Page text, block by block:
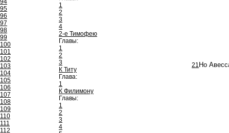
94
95
96
97
98
99
100
101
102
103
104
105
106
107
108
109
110
111
112
1
2
3
4
2-е Тимофею
Главы:
1
2
3
К Титу
Глава:
1
К Филимону
Главы:
1
2
3
4
21 Но